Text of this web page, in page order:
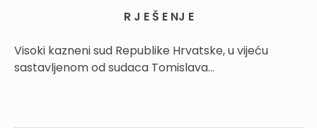
R J E Š E NJ E
Visoki kazneni sud Republike Hrvatske, u vijeću
sastavljenom od sudaca Tomislava...